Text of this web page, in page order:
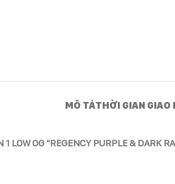
MÔ TẢTHỜI GIAN GIAO
1 LOW OG “REGENCY PURPLE &